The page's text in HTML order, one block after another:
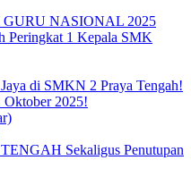
NASIONAL 2025
Peringkat 1 Kepala SMK
di SMKN 2 Praya Tengah!
Oktober 2025!
Sekaligus Penutupan